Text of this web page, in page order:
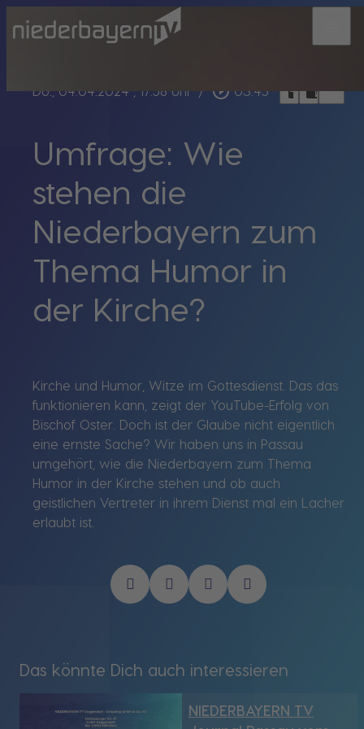
Do., 04.04.2024 , 17:58 Uhr / play_circle_outline 03:45 headphoneschrome_reader_modebookmark_border
Umfrage: Wie
stehen die
Niederbayern zum
Thema Humor in
der Kirche?
Kirche und Humor, Witze im Gottesdienst. Das das
funktionieren kann, zeigt der YouTube-Erfolg von
Bischof Oster. Doch ist der Glaube nicht eigentlich
eine ernste Sache? Wir haben uns in Passau
umgehört, wie die Niederbayern zum Thema
Humor in der Kirche stehen und ob auch
geistlichen Vertreter in ihrem Dienst mal ein Lacher
erlaubt ist.
Das könnte Dich auch interessieren
NIEDERBAYERN TV